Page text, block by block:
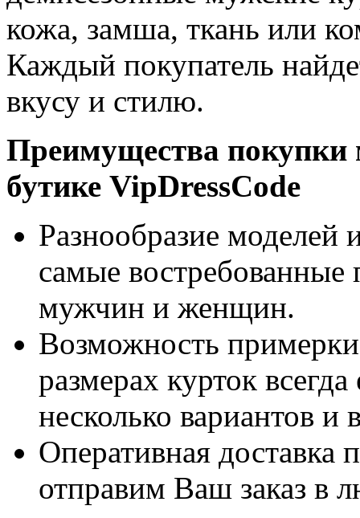
кожа, замша, ткань или
Каждый покупатель
вкусу и стилю.
Преимущества покупки
бутике VipDressCode
Разнообразие моделей
самые
мужчин и женщин.
Возможность
размерах курток
несколько вариантов
Оперативная
отправим Ваш заказ в